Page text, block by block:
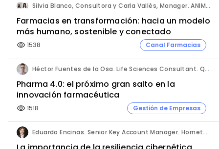
Silvia Blanco, Consultora y Carla Vallès, Manager. ANIMA.
Farmacias en transformación: hacia un modelo
más humano, sostenible y conectado
visibility 1538 Canal Farmacias
Héctor Fuentes de la Osa. Life Sciences Consultant. QbD Group.
Pharma 4.0: el próximo gran salto en la
innovación farmacéutica
visibility 1518 Gestión de Empresas
Eduardo Encinas. Senior Key Account Manager. Hornetsecurity en Iberia.